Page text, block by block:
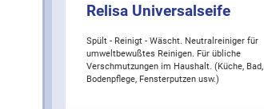
Relisa Universalseife
Spült - Reinigt - Wäscht. Neutralreiniger für
umweltbewußtes Reinigen. Für übliche
Verschmutzungen im Haushalt. (Küche, Bad,
Bodenpflege, Fensterputzen usw.)